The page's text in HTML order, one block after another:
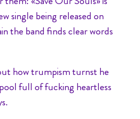
single being released on
the band finds clear words
how trumpism turnst he
full of fucking heartless